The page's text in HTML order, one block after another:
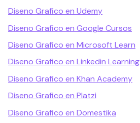
Diseno Grafico en Udemy
Diseno Grafico en Google Cursos
Diseno Grafico en Microsoft Learn
Diseno Grafico en Linkedin Learning
Diseno Grafico en Khan Academy
Diseno Grafico en Platzi
Diseno Grafico en Domestika